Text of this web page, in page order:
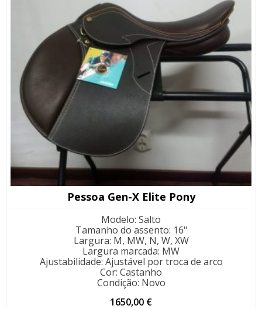
Pessoa Gen-X Elite Pony
Modelo: Salto
Tamanho do assento: 16"
Largura: M, MW, N, W, XW
Largura marcada: MW
Ajustabilidade: Ajustável por troca de arco
Cor: Castanho
Condição: Novo
1650,00 €